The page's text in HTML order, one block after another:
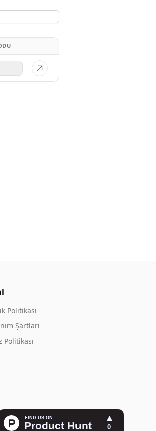
Politikası
Şartları
Politikası